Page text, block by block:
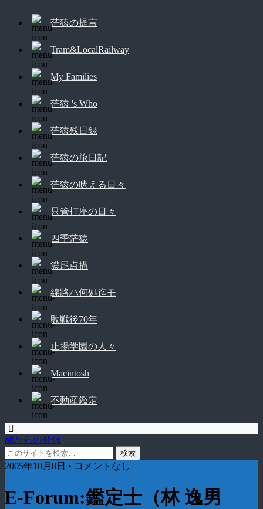
茫猿の提言
Tram&LocalRailway
My Families
茫猿 's Who
茫猿残日録
茫猿の旅日記
茫猿の吠える日々
只管打座の日々
四季茫猿
濃尾点描
線路ハ何処迄モ
敗戦後70年
止揚学園の人々
Macintosh
不動産鑑定
鄙からの発信
2005年10月8日 • コメントなし
E-Forum:鑑定士（林 逸男